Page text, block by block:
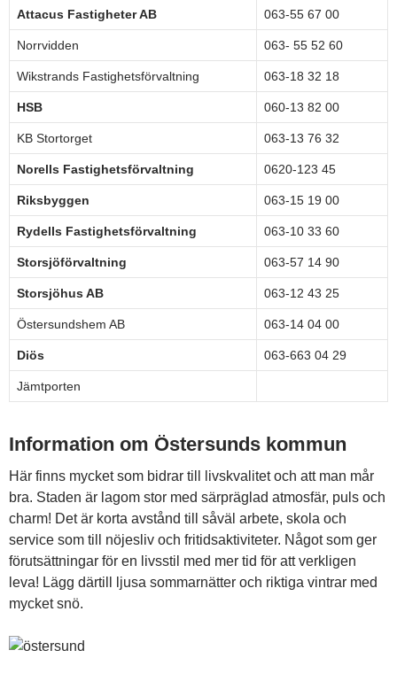
Attacus Fastigheter AB 063-55 67 00
Norrvidden 063- 55 52 60
Wikstrands Fastighetsförvaltning 063-18 32 18
HSB 060-13 82 00
KB Stortorget 063-13 76 32
Norells Fastighetsförvaltning 0620-123 45
Riksbyggen 063-15 19 00
Rydells Fastighetsförvaltning 063-10 33 60
Storsjöförvaltning 063-57 14 90
Storsjöhus AB 063-12 43 25
Östersundshem AB 063-14 04 00
Diös 063-663 04 29
Jämtporten
Information om Östersunds kommun
Här finns mycket som bidrar till livskvalitet och att man mår
bra. Staden är lagom stor med särpräglad atmosfär, puls och
charm! Det är korta avstånd till såväl arbete, skola och
service som till nöjesliv och fritidsaktiviteter. Något som ger
förutsättningar för en livsstil med mer tid för att verkligen
leva! Lägg därtill ljusa sommarnätter och riktiga vintrar med
mycket snö.